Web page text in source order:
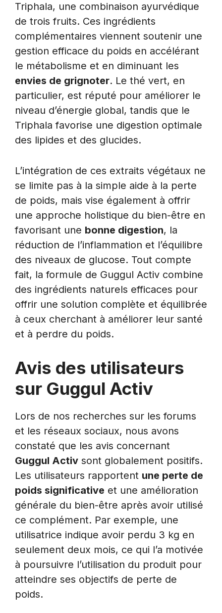
Triphala, une combinaison ayurvédique
de trois fruits. Ces ingrédients
complémentaires viennent soutenir une
gestion efficace du poids en accélérant
le métabolisme et en diminuant les
envies de grignoter. Le thé vert, en
particulier, est réputé pour améliorer le
niveau d’énergie global, tandis que le
Triphala favorise une digestion optimale
des lipides et des glucides.
L’intégration de ces extraits végétaux ne
se limite pas à la simple aide à la perte
de poids, mais vise également à offrir
une approche holistique du bien-être en
favorisant une bonne digestion, la
réduction de l’inflammation et l’équilibre
des niveaux de glucose. Tout compte
fait, la formule de Guggul Activ combine
des ingrédients naturels efficaces pour
offrir une solution complète et équilibrée
à ceux cherchant à améliorer leur santé
et à perdre du poids.
Avis des utilisateurs
sur Guggul Activ
Lors de nos recherches sur les forums
et les réseaux sociaux, nous avons
constaté que les avis concernant
Guggul Activ sont globalement positifs.
Les utilisateurs rapportent une perte de
poids significative et une amélioration
générale du bien-être après avoir utilisé
ce complément. Par exemple, une
utilisatrice indique avoir perdu 3 kg en
seulement deux mois, ce qui l’a motivée
à poursuivre l’utilisation du produit pour
atteindre ses objectifs de perte de
poids.